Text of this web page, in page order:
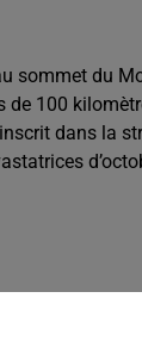
sommet du
100
dans la